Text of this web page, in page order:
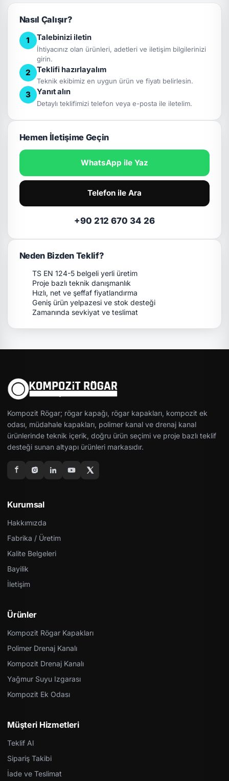
Nasıl Çalışır?
1 Talebinizi iletin
İhtiyacınız olan ürünleri, adetleri ve iletişim bilgilerinizi
girin.
2 Teklifi hazırlayalım
Teknik ekibimiz en uygun ürün ve fiyatı belirlesin.
3 Yanıt alın
Detaylı teklifimizi telefon veya e-posta ile iletelim.
Hemen İletişime Geçin
WhatsApp ile Yaz
Telefon ile Ara
+90 212 670 34 26
Neden Bizden Teklif?
TS EN 124-5 belgeli yerli üretim
Proje bazlı teknik danışmanlık
Hızlı, net ve şeffaf fiyatlandırma
Geniş ürün yelpazesi ve stok desteği
Zamanında sevkiyat ve teslimat
Kompozit Rögar; rögar kapağı, rögar kapakları, kompozit ek
odası, müdahale kapakları, polimer kanal ve drenaj kanal
ürünlerinde teknik içerik, doğru ürün seçimi ve proje bazlı teklif
desteği sunan altyapı ürünleri markasıdır.
Kurumsal
Hakkımızda
Fabrika / Üretim
Kalite Belgeleri
Bayilik
İletişim
Ürünler
Kompozit Rögar Kapakları
Polimer Drenaj Kanalı
Kompozit Drenaj Kanalı
Yağmur Suyu Izgarası
Kompozit Ek Odası
Müşteri Hizmetleri
Teklif Al
Sipariş Takibi
İade ve Teslimat